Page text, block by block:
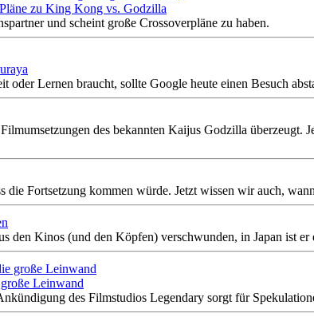
zu King Kong vs. Godzilla
und scheint große Crossoverpläne zu haben.
Lernen braucht, sollte Google heute einen Besuch
des bekannten Kaijus Godzilla überzeugt.
Fortsetzung kommen würde. Jetzt wissen wir auch,
den Kinos (und den Köpfen) verschwunden, in Japan ist er
Leinwand
des Filmstudios Legendary sorgt für